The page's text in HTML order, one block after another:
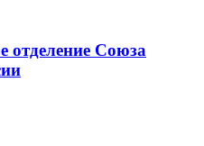
отделение Союза